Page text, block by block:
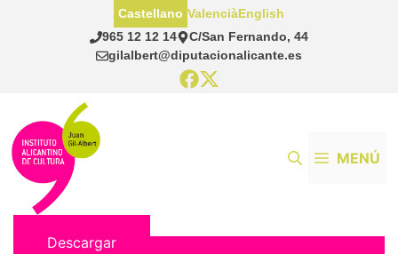
965 12 12 14
C/San Fernando, 44
gilalbert@diputacionalicante.es
Castellano ValenciàEnglish
MENÚ
Descargar